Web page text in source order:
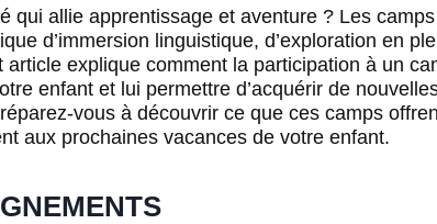
qui allie apprentissage et aventure ? Les
d’immersion linguistique, d’exploration en
explique comment la participation à un
enfant et lui permettre d’acquérir de
vous à découvrir ce que ces camps
aux prochaines vacances de votre enfant.